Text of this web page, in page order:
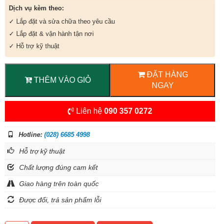
Dịch vụ kèm theo:
✓ Lắp đặt và sửa chữa theo yêu cầu
✓ Lắp đặt & vận hành tận nơi
✓ Hỗ trợ kỹ thuật
THÊM VÀO GIỎ
ĐẶT HÀNG
NGAY
Liên hệ 090 357 0272
Hotline: (028) 6685 4998
Hỗ trợ kỹ thuật
Chất lượng đúng cam kết
Giao hàng trên toàn quốc
Được đổi, trả sản phẩm lỗi